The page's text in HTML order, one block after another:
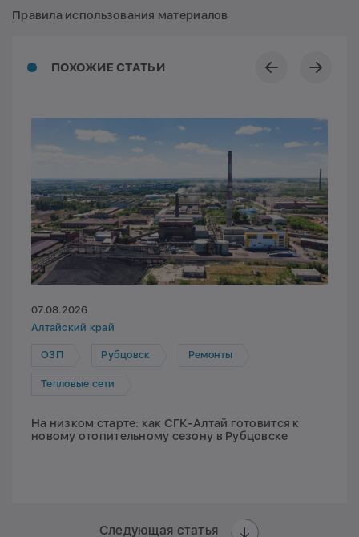
ПОХОЖИЕ СТАТЬИ
07.08.2026
Алтайский край
ОЗП Рубцовск Ремонты
Тепловые сети
На низком старте: как СГК-Алтай готовится к
новому отопительному сезону в Рубцовске
Следующая статья
Правила использования материалов